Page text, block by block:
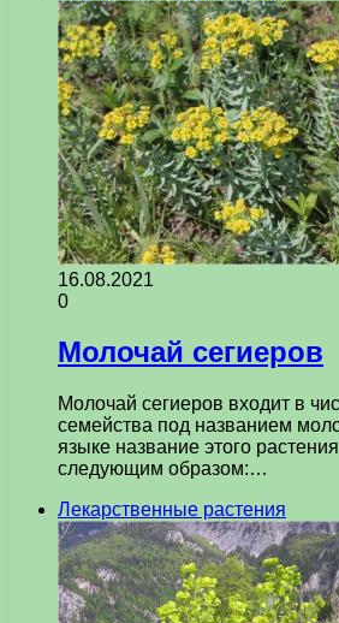
16.08.2021
0
Молочай сегиеров
Молочай сегиеров входит в
семейства под названием
языке название этого
следующим образом:…
Лекарственные растения